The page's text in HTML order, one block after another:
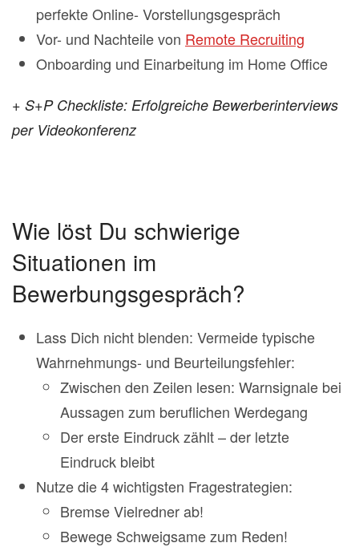
perfekte Online- Vorstellungsgespräch
Vor- und Nachteile von Remote Recruiting
Onboarding und Einarbeitung im Home Office
+ S+P Checkliste: Erfolgreiche Bewerberinterviews
per Videokonferenz
Wie löst Du schwierige
Situationen im
Bewerbungsgespräch?
Lass Dich nicht blenden: Vermeide typische
Wahrnehmungs- und Beurteilungsfehler:
Zwischen den Zeilen lesen: Warnsignale bei
Aussagen zum beruflichen Werdegang
Der erste Eindruck zählt – der letzte
Eindruck bleibt
Nutze die 4 wichtigsten Fragestrategien:
Bremse Vielredner ab!
Bewege Schweigsame zum Reden!